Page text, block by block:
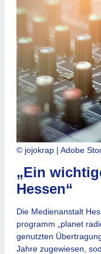
© jojokrap | Adobe
„Ein
Hessen“
Die Medienanstalt
programm „planet
genutzten
Jahre zugewiesen,